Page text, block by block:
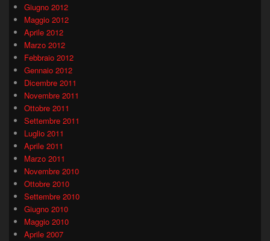
Giugno 2012
Maggio 2012
Aprile 2012
Marzo 2012
Febbraio 2012
Gennaio 2012
Dicembre 2011
Novembre 2011
Ottobre 2011
Settembre 2011
Luglio 2011
Aprile 2011
Marzo 2011
Novembre 2010
Ottobre 2010
Settembre 2010
Giugno 2010
Maggio 2010
Aprile 2007